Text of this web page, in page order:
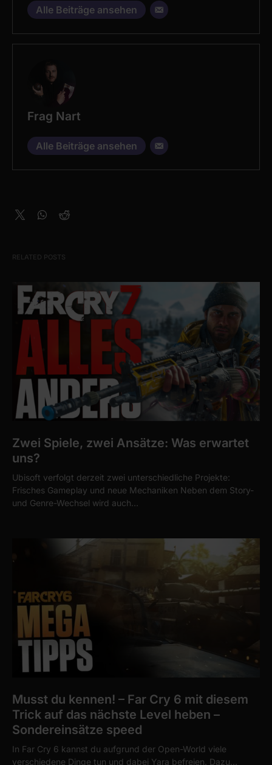
Alle Beiträge ansehen
Frag Nart
Alle Beiträge ansehen
RELATED POSTS
Zwei Spiele, zwei Ansätze: Was erwartet
uns?
Ubisoft verfolgt derzeit zwei unterschiedliche Projekte:
Frisches Gameplay und neue Mechaniken Neben dem Story-
und Genre-Wechsel wird auch…
Musst du kennen! – Far Cry 6 mit diesem
Trick auf das nächste Level heben –
Sondereinsätze speed
In Far Cry 6 kannst du aufgrund der Open-World viele
verschiedene Dinge tun und dabei Yara befreien. Dazu…